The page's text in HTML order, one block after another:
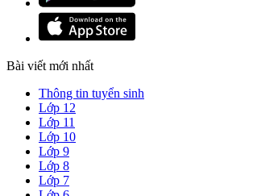
Bài viết mới nhất
Thông tin tuyển sinh
Lớp 12
Lớp 11
Lớp 10
Lớp 9
Lớp 8
Lớp 7